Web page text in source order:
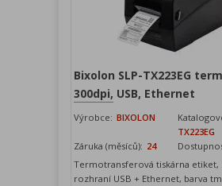
Bixolon SLP-TX223EG
300dpi, USB, Ethernet
Výrobce: BIXOLON
TX223EG
Záruka (měsíců): 24
Termotransferová tiskárna etiket,
rozhraní USB + Ethernet, barva